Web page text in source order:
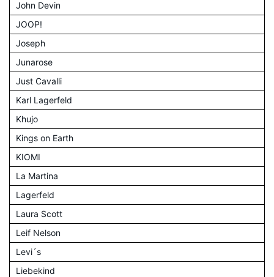
John Devin
JOOP!
Joseph
Junarose
Just Cavalli
Karl Lagerfeld
Khujo
Kings on Earth
KIOMI
La Martina
Lagerfeld
Laura Scott
Leif Nelson
Levi´s
Liebekind